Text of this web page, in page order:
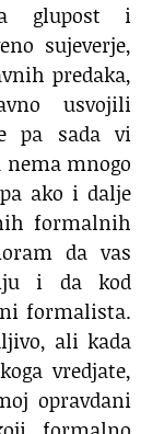
glupost i
sujeverje,
predaka,
usvojili
pa sada vi
nema mnogo
ako i dalje
formalnih
da vas
i da kod
formalista.
ali kada
vredjate,
opravdani